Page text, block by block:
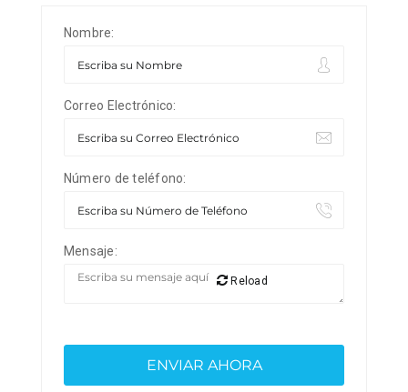
Nombre:
Correo Electrónico:
Número de teléfono:
Mensaje:
Reload